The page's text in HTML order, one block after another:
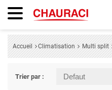
Accueil Climatisation Multi split
Trier par :